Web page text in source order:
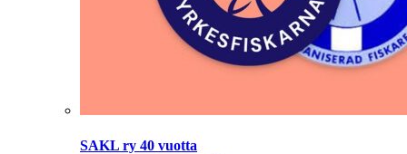
SAKL ry 40 vuotta